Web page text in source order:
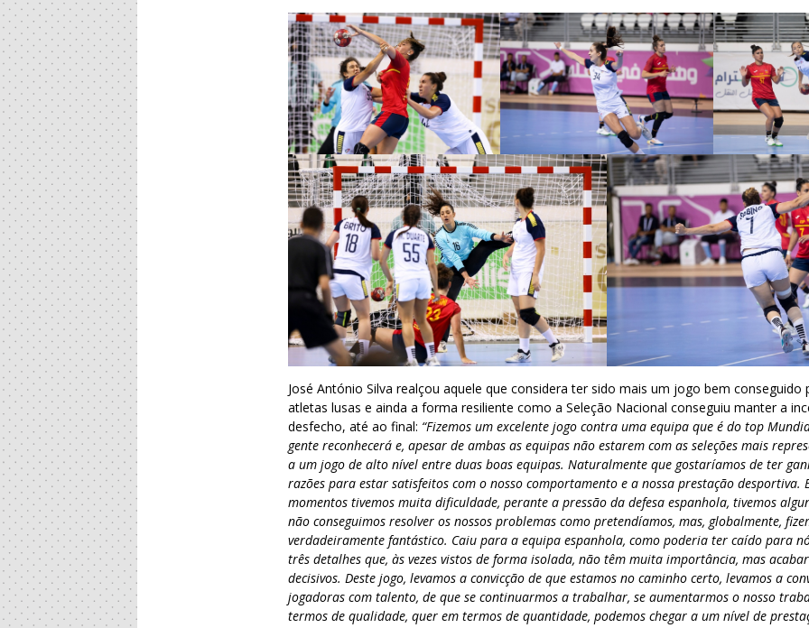
José António Silva realçou aquele que considera ter sido mais um jogo bem conseguido
atletas lusas e ainda a forma resiliente como a Seleção Nacional conseguiu manter a
desfecho, até ao final: “Fizemos um excelente jogo contra uma equipa que é do top
gente reconhecerá e, apesar de ambas as equipas não estarem com as seleções mais
a um jogo de alto nível entre duas boas equipas. Naturalmente que gostaríamos de ter
razões para estar satisfeitos com o nosso comportamento e a nossa prestação desportiva.
momentos tivemos muita dificuldade, perante a pressão da defesa espanhola, tivemos
não conseguimos resolver os nossos problemas como pretendíamos, mas, globalmente,
verdadeiramente fantástico. Caiu para a equipa espanhola, como poderia ter caído para
três detalhes que, às vezes vistos de forma isolada, não têm muita importância, mas
decisivos. Deste jogo, levamos a convicção de que estamos no caminho certo, levamos a
jogadoras com talento, de que se continuarmos a trabalhar, se aumentarmos o nosso
termos de qualidade, quer em termos de quantidade, podemos chegar a um nível de